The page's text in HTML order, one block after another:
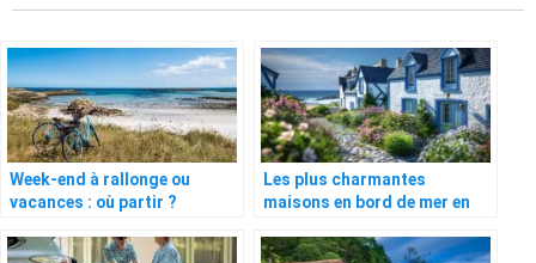
Week-end à rallonge ou
vacances : où partir ?
Les plus charmantes
maisons en bord de mer en